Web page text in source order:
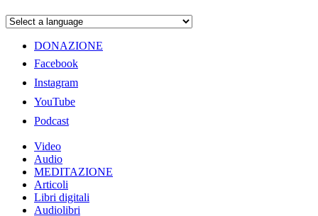
DONAZIONE
Facebook
Instagram
YouTube
Podcast
Video
Audio
MEDITAZIONE
Articoli
Libri digitali
Audiolibri